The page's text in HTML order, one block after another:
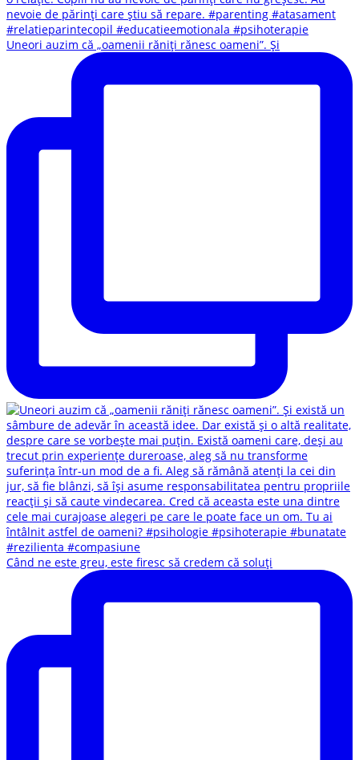
Uneori auzim că „oamenii răniți rănesc oameni”. Și
Când ne este greu, este firesc să credem că soluți